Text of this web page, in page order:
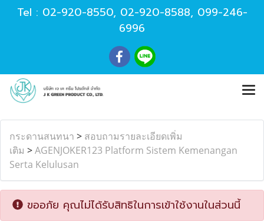
Tel : 02-920-8550, 02-920-8588, 099-246-
6996
กระดานสนทนา > สอบถามรายละเอียดเพิ่ม
เติม >AGENJOKER123 Platform Sistem Kemenangan
Serta Kelulusan
ขออภัย คุณไม่ได้รับสิทธิในการเข้าใช้งานในส่วนนี้